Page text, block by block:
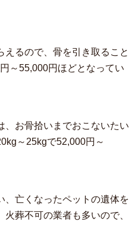
るので、骨を引き取ること
～55,000円ほどとなってい
、お骨拾いまでおこないたい
～25kgで52,000円～
、亡くなったペットの遺体を
葬不可の業者も多いので、